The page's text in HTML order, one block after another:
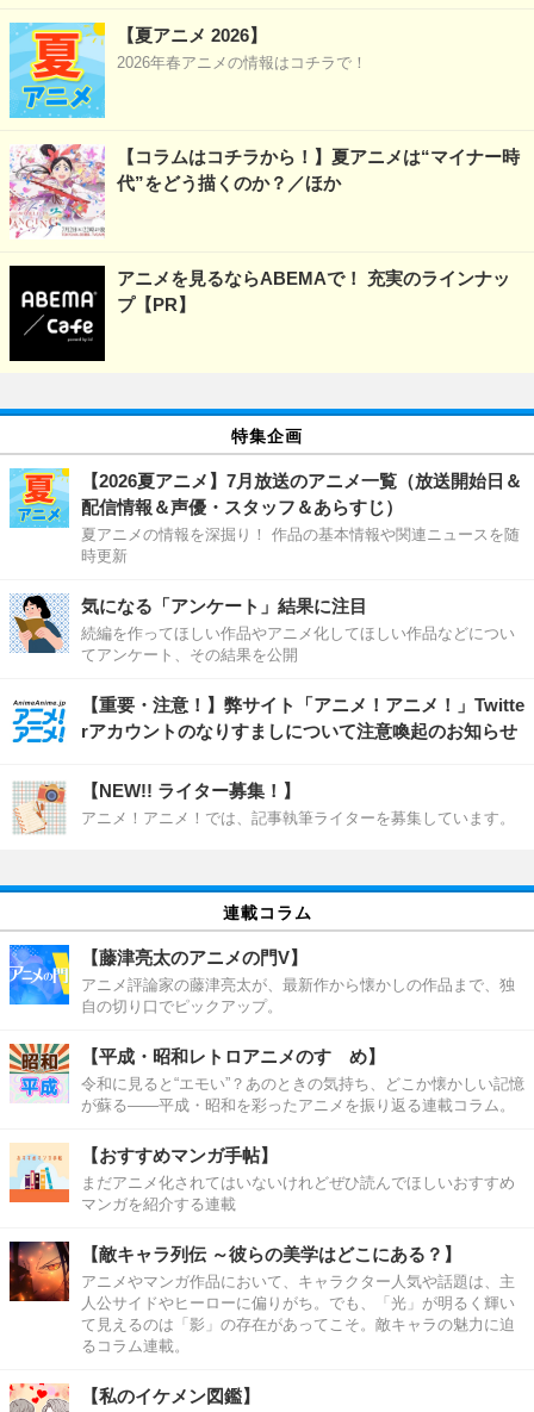
【夏アニメ 2026】
2026年春アニメの情報はコチラで！
【コラムはコチラから！】夏アニメは“マイナー時
代”をどう描くのか？／ほか
アニメを見るならABEMAで！ 充実のラインナッ
プ【PR】
特集企画
【2026夏アニメ】7月放送のアニメ一覧（放送開始日＆
配信情報＆声優・スタッフ＆あらすじ）
夏アニメの情報を深掘り！ 作品の基本情報や関連ニュースを随
時更新
気になる「アンケート」結果に注目
続編を作ってほしい作品やアニメ化してほしい作品などについ
てアンケート、その結果を公開
【重要・注意！】弊サイト「アニメ！アニメ！」Twitte
rアカウントのなりすましについて注意喚起のお知らせ
【NEW!! ライター募集！】
アニメ！アニメ！では、記事執筆ライターを募集しています。
連載コラム
【藤津亮太のアニメの門V】
アニメ評論家の藤津亮太が、最新作から懐かしの作品まで、独
自の切り口でピックアップ。
【平成・昭和レトロアニメのすゝめ】
令和に見ると“エモい”？あのときの気持ち、どこか懐かしい記憶
が蘇る――平成・昭和を彩ったアニメを振り返る連載コラム。
【おすすめマンガ手帖】
まだアニメ化されてはいないけれどぜひ読んでほしいおすすめ
マンガを紹介する連載
【敵キャラ列伝 ～彼らの美学はどこにある？】
アニメやマンガ作品において、キャラクター人気や話題は、主
人公サイドやヒーローに偏りがち。でも、「光」が明るく輝い
て見えるのは「影」の存在があってこそ。敵キャラの魅力に迫
るコラム連載。
【私のイケメン図鑑】